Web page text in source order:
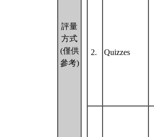
評量
方式
(僅供
參考)
2. Quizzes